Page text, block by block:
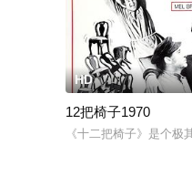
HD
12把椅子1970
《十二把椅子》是个